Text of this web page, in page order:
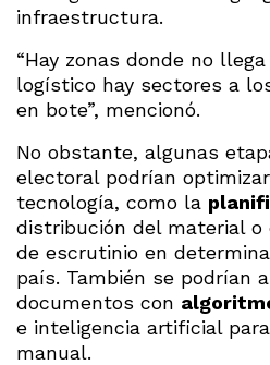
infraestructura.
“Hay zonas donde no
logístico hay sectores a
en bote”, mencionó.
No obstante, algunas
electoral podrían
tecnología, como la
distribución del material o
de escrutinio en
país. También se podrían
documentos con
e inteligencia artificial
manual.